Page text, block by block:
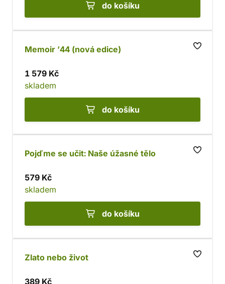
do košíku
Memoir ’44 (nová edice)
1 579 Kč
skladem
do košíku
Pojďme se učit: Naše úžasné tělo
579 Kč
skladem
do košíku
Zlato nebo život
389 Kč